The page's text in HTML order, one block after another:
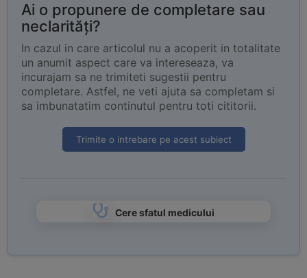
Ai o propunere de completare sau
neclarități?
In cazul in care articolul nu a acoperit in totalitate
un anumit aspect care va intereseaza, va
incurajam sa ne trimiteti sugestii pentru
completare. Astfel, ne veti ajuta sa completam si
sa imbunatatim continutul pentru toti cititorii.
Trimite o intrebare pe acest subiect
Cere sfatul medicului